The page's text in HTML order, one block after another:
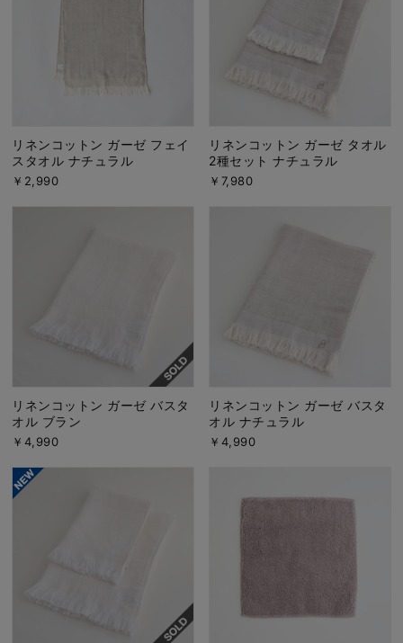
リネンコットン ガーゼ フェイ
スタオル ナチュラル
￥2,990
リネンコットン ガーゼ タオル
2種セット ナチュラル
￥7,980
リネンコットン ガーゼ バスタ
オル ブラン
￥4,990
リネンコットン ガーゼ バスタ
オル ナチュラル
￥4,990